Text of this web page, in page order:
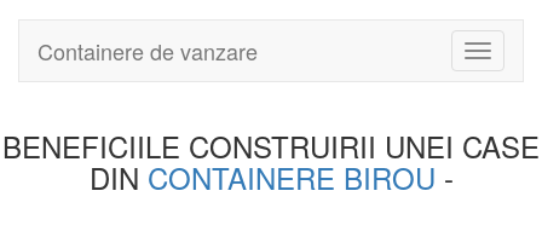
Toggle
Containere de vanzare
BENEFICIILE CONSTRUIRII UNEI CASE
DIN CONTAINERE BIROU -